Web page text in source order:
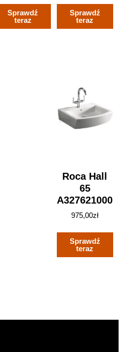
Sprawdź
teraz
Sprawdź
teraz
Roca Hall
65
A327621000
975,00zł
Sprawdź
teraz